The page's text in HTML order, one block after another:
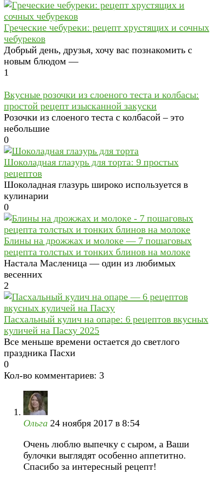
Греческие чебуреки: рецепт хрустящих и сочных
чебуреков
Добрый день, друзья, хочу вас познакомить с
новым блюдом —
1
Вкусные розочки из слоеного теста и колбасы:
простой рецепт изысканной закуски
Розочки из слоеного теста с колбасой – это
небольшие
0
Шоколадная глазурь для торта: 9 простых
рецептов
Шоколадная глазурь широко используется в
кулинарии
0
Блины на дрожжах и молоке — 7 пошаговых
рецепта толстых и тонких блинов на молоке
Настала Масленица — один из любимых
весенних
2
Пасхальный кулич на опаре: 6 рецептов вкусных
куличей на Пасху 2025
Все меньше времени остается до светлого
праздника Пасхи
0
Кол-во комментариев: 3
Ольга 24 ноября 2017 в 8:54
Очень люблю выпечку с сыром, а Ваши
булочки выглядят особенно аппетитно.
Спасибо за интересный рецепт!